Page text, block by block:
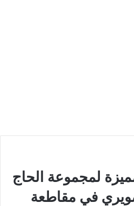
لمجموعة الحاج
في مقاطعة